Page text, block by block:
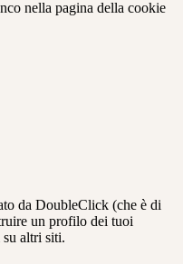
nella pagina della cookie
da DoubleClick (che è di
un profilo dei tuoi
su altri siti.